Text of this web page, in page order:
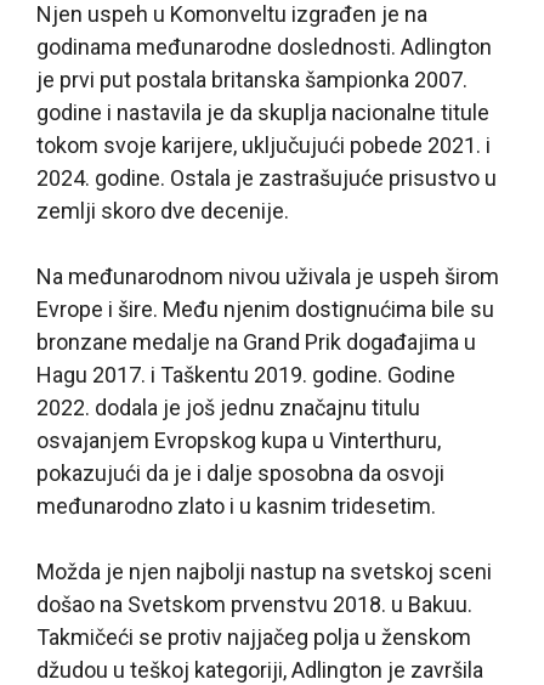
Njen uspeh u Komonveltu izgrađen je na
godinama međunarodne doslednosti. Adlington
je prvi put postala britanska šampionka 2007.
godine i nastavila je da skuplja nacionalne titule
tokom svoje karijere, uključujući pobede 2021. i
2024. godine. Ostala je zastrašujuće prisustvo u
zemlji skoro dve decenije.
Na međunarodnom nivou uživala je uspeh širom
Evrope i šire. Među njenim dostignućima bile su
bronzane medalje na Grand Prik događajima u
Hagu 2017. i Taškentu 2019. godine. Godine
2022. dodala je još jednu značajnu titulu
osvajanjem Evropskog kupa u Vinterthuru,
pokazujući da je i dalje sposobna da osvoji
međunarodno zlato i u kasnim tridesetim.
Možda je njen najbolji nastup na svetskoj sceni
došao na Svetskom prvenstvu 2018. u Bakuu.
Takmičeći se protiv najjačeg polja u ženskom
džudou u teškoj kategoriji, Adlington je završila